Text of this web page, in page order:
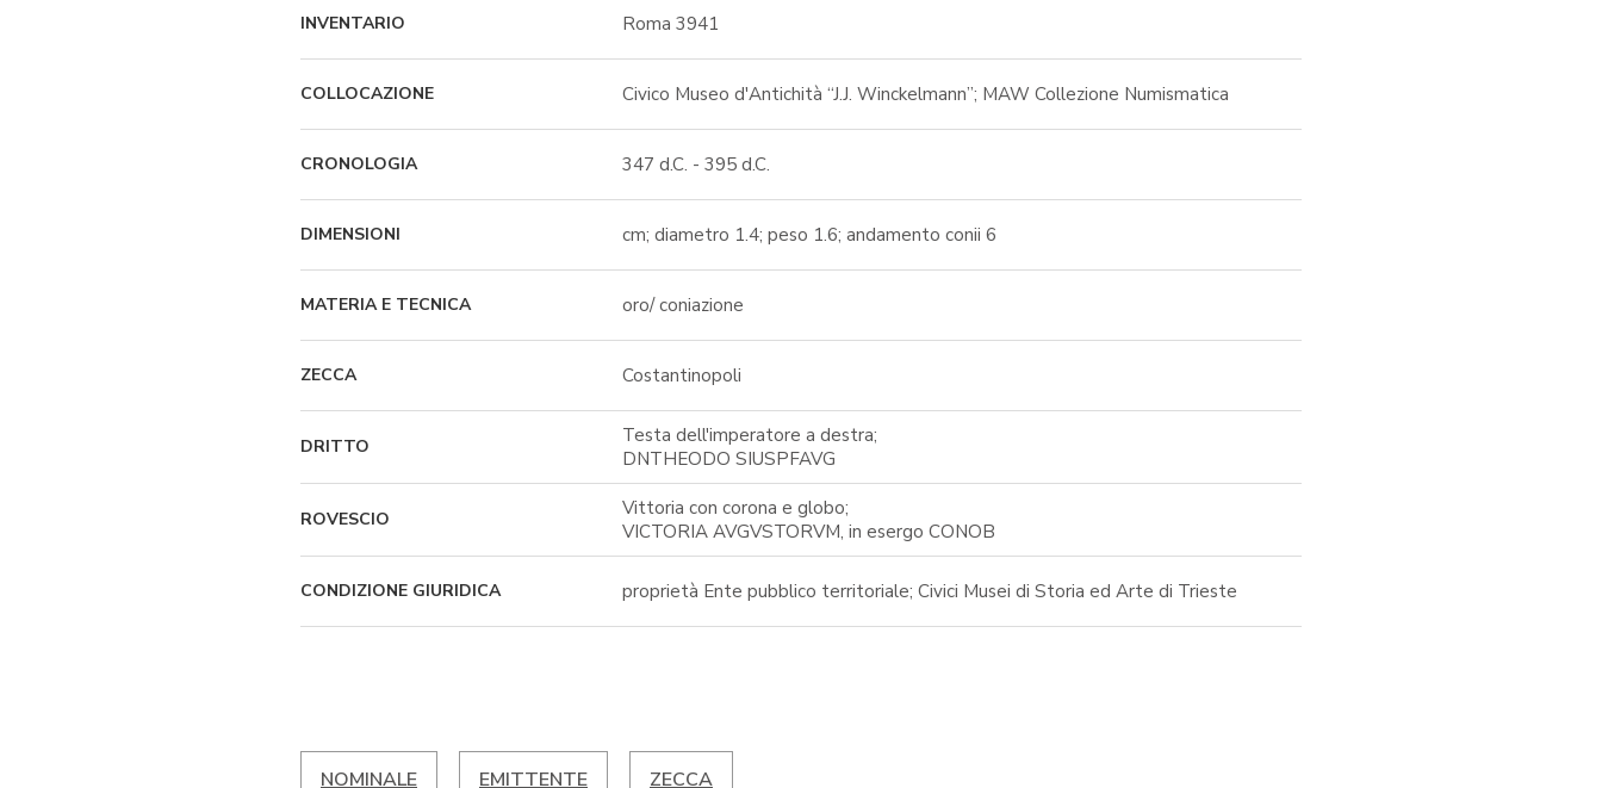
INVENTARIO Roma 3941
COLLOCAZIONE Civico Museo d'Antichità “J.J. Winckelmann”; MAW Collezione Numismatica
CRONOLOGIA 347 d.C. - 395 d.C.
DIMENSIONI cm; diametro 1.4; peso 1.6; andamento conii 6
MATERIA E TECNICA oro/ coniazione
ZECCA Costantinopoli
DRITTO
Testa dell'imperatore a destra;
DNTHEODO SIUSPFAVG
ROVESCIO
Vittoria con corona e globo;
VICTORIA AVGVSTORVM, in esergo CONOB
CONDIZIONE GIURIDICA proprietà Ente pubblico territoriale; Civici Musei di Storia ed Arte di Trieste
NOMINALE EMITTENTE ZECCA